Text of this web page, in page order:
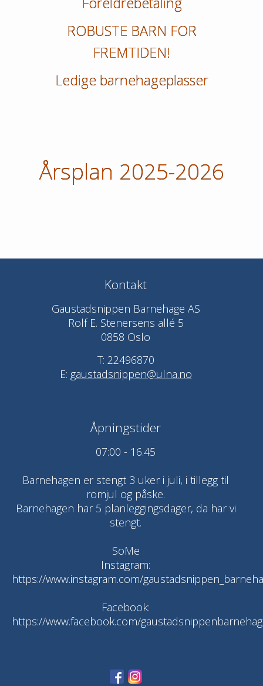
ROBUSTE BARN FOR
FREMTIDEN!
Ledige barnehageplasser
Årsplan 2025-2026
Kontakt
Gaustadsnippen Barnehage AS
Rolf E. Stenersens allé 5
0858 Oslo
T: 22496870
E: gaustadsnippen@ulna.no
Åpningstider
07:00 - 16.45
Barnehagen er stengt 3 uker i juli, i tillegg til
romjul og påske.
Barnehagen har 5 planleggingsdager, da har vi
stengt.
SoMe
Instagram:
https://www.instagram.com/
Facebook:
https://www.facebook.com/